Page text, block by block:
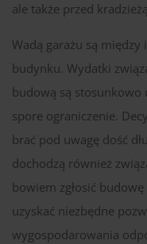
ale także przed
Wadą garażu są między
budynku. Wydatki
budową są stosunkowo
spore ograniczenie.
brać pod uwagę dość
dochodzą również
bowiem zgłosić
uzyskać niezbędne
wygospodarowania